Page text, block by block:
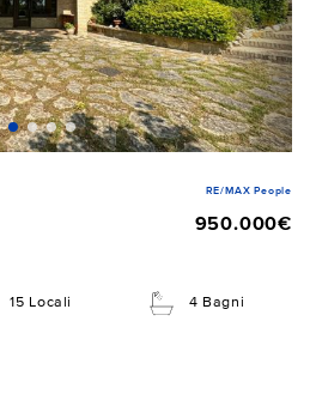
RE/MAX People
950.000€
15 Locali 4 Bagni